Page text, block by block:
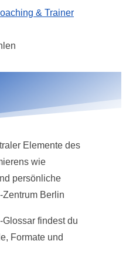
Glossar findest du
Formate und